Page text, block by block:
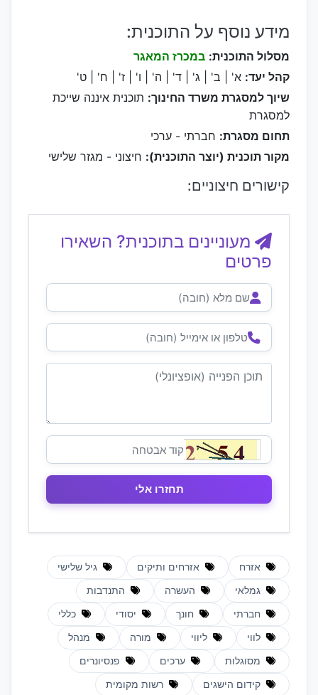
מידע נוסף על התוכנית:
מסלול התוכנית: במכרז המאגר
קהל יעד: א' | ב' | ג' | ד' | ה' | ו' | ז' | ח' | ט'
שיוך למסגרת משרד החינוך: תוכנית איננה שייכת
למסגרת
תחום מסגרת: חברתי - ערכי
מקור תוכנית (יוצר התוכנית): חיצוני - מגזר שלישי
קישורים חיצוניים:
מעוניינים בתוכנית? השאירו
פרטים
אזרח אזרחים ותיקים גיל שלישי
גמלאי העשרה התנדבות
חברתי חונך יסודי כללי
לווי ליווי מורה מנהל
מסוגלות ערכים פנסיונרים
קידום הישגים רשות מקומית